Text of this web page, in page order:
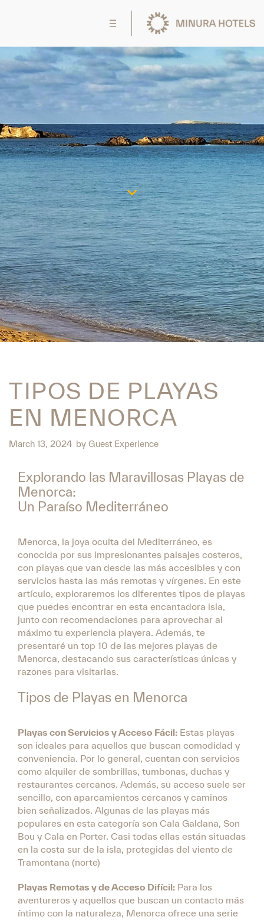
TIPOS DE PLAYAS
EN MENORCA
March 13, 2024 by Guest Experience
Explorando las Maravillosas Playas de
Menorca:
Un Paraíso Mediterráneo
Menorca, la joya oculta del Mediterráneo, es
conocida por sus impresionantes paisajes costeros,
con playas que van desde las más accesibles y con
servicios hasta las más remotas y vírgenes. En este
artículo, exploraremos los diferentes tipos de playas
que puedes encontrar en esta encantadora isla,
junto con recomendaciones para aprovechar al
máximo tu experiencia playera. Además, te
presentaré un top 10 de las mejores playas de
Menorca, destacando sus características únicas y
razones para visitarlas.
Tipos de Playas en Menorca
Playas con Servicios y Acceso Fácil: Estas playas
son ideales para aquellos que buscan comodidad y
conveniencia. Por lo general, cuentan con servicios
como alquiler de sombrillas, tumbonas, duchas y
restaurantes cercanos. Además, su acceso suele ser
sencillo, con aparcamientos cercanos y caminos
bien señalizados. Algunas de las playas más
populares en esta categoría son Cala Galdana, Son
Bou y Cala en Porter. Casi todas ellas están situadas
en la costa sur de la isla, protegidas del viento de
Tramontana (norte)
Playas Remotas y de Acceso Difícil: Para los
aventureros y aquellos que buscan un contacto más
íntimo con la naturaleza, Menorca ofrece una serie